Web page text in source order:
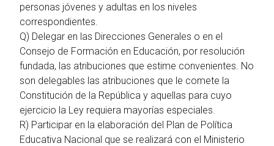
personas jóvenes y adultas en los niveles
correspondientes.
Q) Delegar en las Direcciones Generales o en el
Consejo de Formación en Educación, por resolución
fundada, las atribuciones que estime convenientes. No
son delegables las atribuciones que le comete la
Constitución de la República y aquellas para cuyo
ejercicio la Ley requiera mayorías especiales.
R) Participar en la elaboración del Plan de Política
Educativa Nacional que se realizará con el Ministerio